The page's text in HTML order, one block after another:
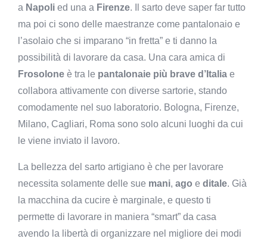
a Napoli ed una a Firenze. Il sarto deve saper far tutto
ma poi ci sono delle maestranze come pantalonaio e
l’asolaio che si imparano “in fretta” e ti danno la
possibilità di lavorare da casa. Una cara amica di
Frosolone è tra le pantalonaie più brave d’Italia e
collabora attivamente con diverse sartorie, stando
comodamente nel suo laboratorio. Bologna, Firenze,
Milano, Cagliari, Roma sono solo alcuni luoghi da cui
le viene inviato il lavoro.
La bellezza del sarto artigiano è che per lavorare
necessita solamente delle sue mani, ago e ditale. Già
la macchina da cucire è marginale, e questo ti
permette di lavorare in maniera “smart” da casa
avendo la libertà di organizzare nel migliore dei modi